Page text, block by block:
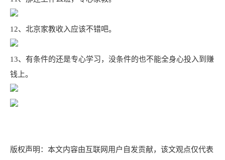
12、北京家教收入应该不错吧。
13、有条件的还是专心学习，没条件的也不能全身心投入到赚
钱上。
版权声明：本文内容由互联网用户自发贡献，该文观点仅代表